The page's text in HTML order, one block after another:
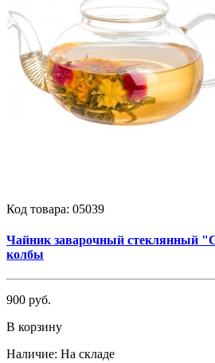
Код товара: 05039
Чайник заварочный стеклянный
колбы
900 руб.
В корзину
Наличие: На складе